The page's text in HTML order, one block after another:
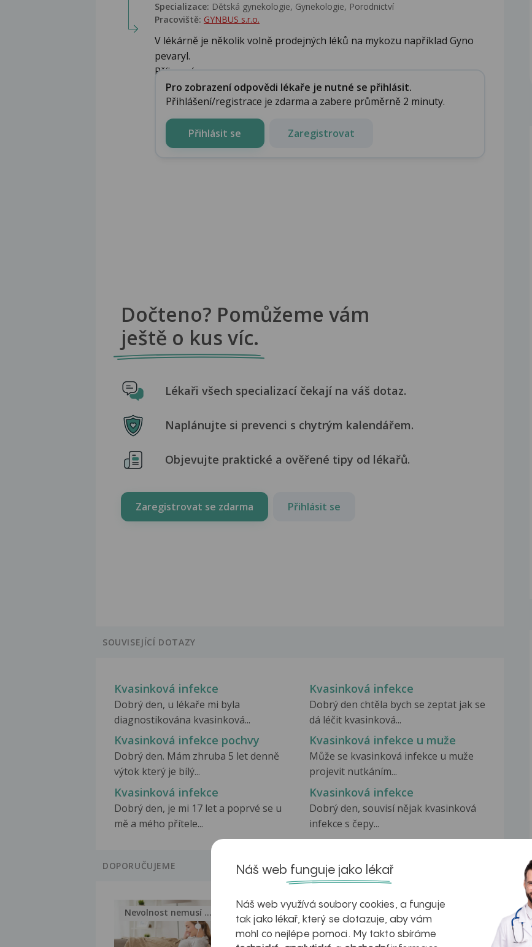
Specializace: Dětská gynekologie, Gynekologie, Porodnictví
Pracoviště: GYNBUS s.r.o.
V lékárně je několik volně prodejných léků na mykozu například Gyno
pevaryl.
Příjemný ...
Pro zobrazení odpovědi lékaře je nutné se přihlásit.
Přihlášení/registrace je zdarma a zabere průměrně 2 minuty.
Přihlásit se Zaregistrovat
Dočteno? Pomůžeme vám
ještě o kus víc.
Lékaři všech specializací čekají na váš dotaz.
Naplánujte si prevenci s chytrým kalendářem.
Objevujte praktické a ověřené tipy od lékařů.
Zaregistrovat se zdarma Přihlásit se
SOUVISEJÍCÍ DOTAZY
Kvasinková infekce
Dobrý den, u lékaře mi byla
diagnostikována kvasinková...
Kvasinková infekce
Dobrý den chtěla bych se zeptat jak se
dá léčit kvasinková...
Kvasinková infekce pochvy
Dobrý den. Mám zhruba 5 let denně
výtok který je bílý...
Kvasinková infekce u muže
Může se kvasinková infekce u muže
projevit nutkáním...
Kvasinková infekce
Dobrý den, je mi 17 let a poprvé se u
mě a mého přítele...
Kvasinková infekce
Dobrý den, souvisí nějak kvasinková
infekce s čepy...
DOPORUČUJEME
Nevolnost nemusí být nutnou... Jak na zdravá játra?
Náš web funguje jako lékař
Náš web využívá soubory cookies, a funguje
tak jako lékař, který se dotazuje, aby vám
mohl co nejlépe pomoci. My takto sbíráme